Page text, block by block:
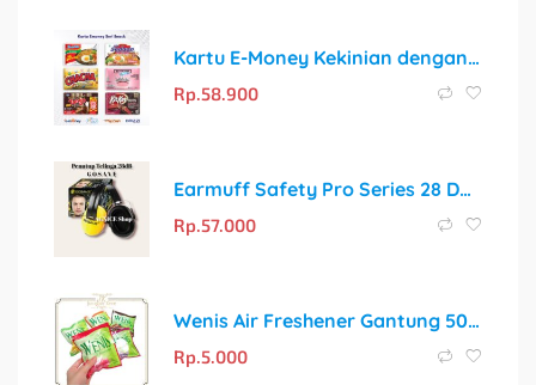
Kartu E-Money Kekinian dengan Desain Makanan & Snack Favoritmu!
Rp.58.900
Earmuff Safety Pro Series 28 Db: Solusi Optimal Perlindungan Pendengaran di Tempat Kerja
Rp.57.000
Wenis Air Freshener Gantung 50gr: Wangi Segar Tahan Lama untuk Setiap Ruang
Rp.5.000